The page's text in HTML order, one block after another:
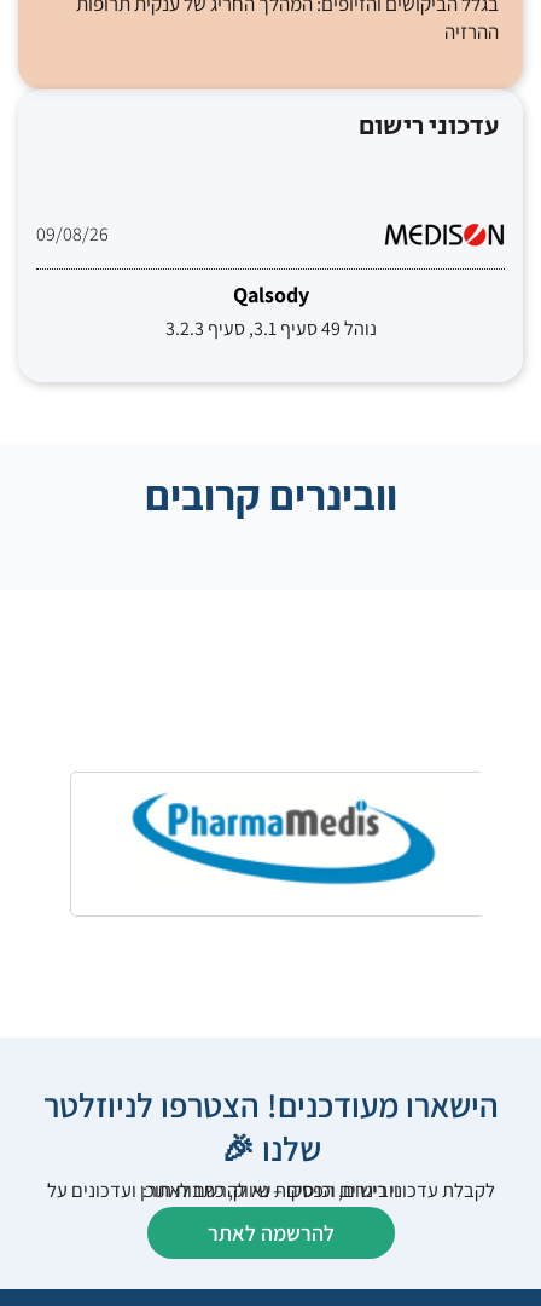
ההרזיה
עדכוני רישום
09/08/26
Qalsody
נוהל 49 סעיף 3.1, סעיף 3.2.3
וובינרים קרובים
הישארו מעודכנים! הצטרפו לניוזלטר
שלנו 🎉
לקבלת עדכוני רישום, הפסקות שיווק, כתבות תוכן ועדכונים על וובינרים וכנסים – נא להרשם לאתר:
להרשמה לאתר